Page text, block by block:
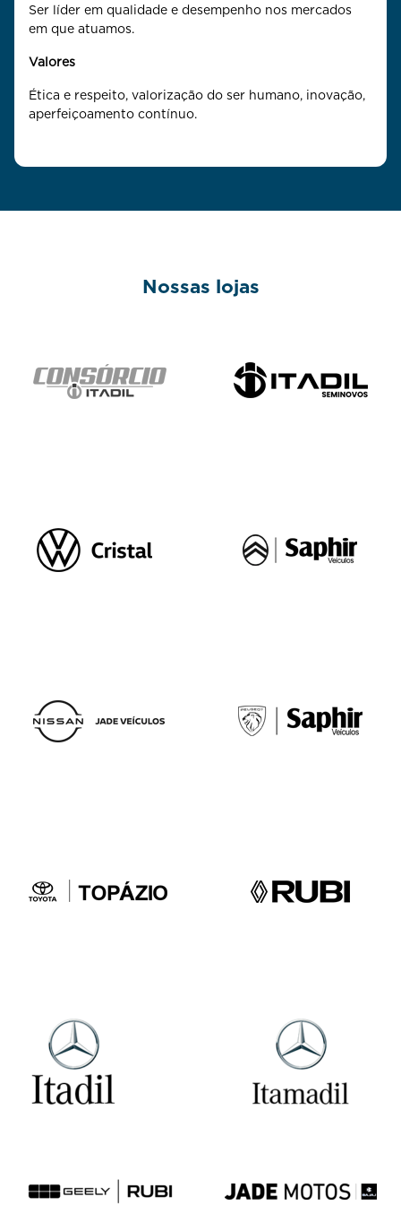
Ser líder em qualidade e desempenho nos mercados
em que atuamos.
Valores
Ética e respeito, valorização do ser humano, inovação,
aperfeiçoamento contínuo.
Nossas lojas